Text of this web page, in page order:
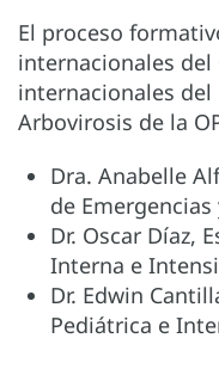
El proceso
internacionales del
internacionales del
Arbovirosis de la
Dra. Anabelle
de
Dr. Oscar Díaz,
Interna e
Dr. Edwin
Pediátrica e